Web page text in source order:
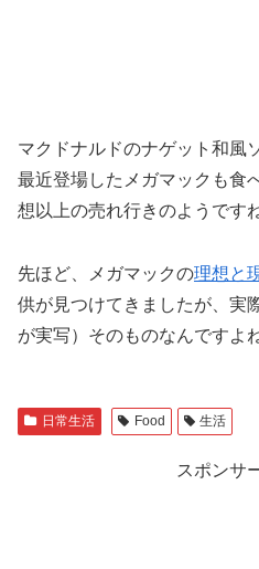
マクドナルドのナゲット和風
最近登場したメガマックも食
想以上の売れ行きのようですね
先ほど、メガマックの理想と
供が見つけてきましたが、実
が実写）そのものなんですよ
日常生活 Food 生活
スポンサ